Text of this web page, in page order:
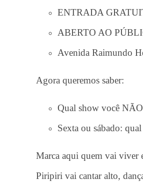
ENTRADA
ABERTO AO
Avenida Raimundo
Agora queremos saber:
Qual show você
Sexta ou sábado:
Marca aqui quem vai viver
Piripiri vai cantar alto,